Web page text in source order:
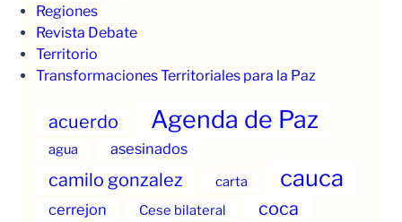
Regiones
Revista Debate
Territorio
Transformaciones Territoriales para la Paz
acuerdo Agenda de Paz
agua asesinados
camilo gonzalez carta cauca
cerrejon Cese bilateral coca